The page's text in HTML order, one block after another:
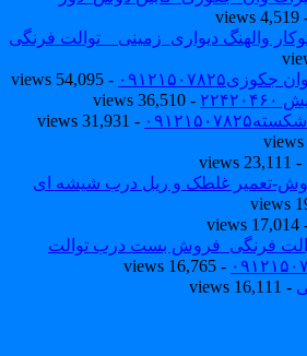
والهنگ دیواری_زمینی _ توالت فرنگی
- 54,095 views
- 36,510 views
- 31,931 views
تعمیر غلطک و ریل درب شیشه ای
فرنگی_فروش بست درب توالت
- 16,765 views
-